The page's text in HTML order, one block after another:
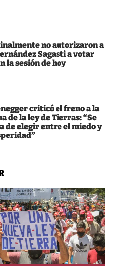
no autorizaron a
Sagasti a votar
la sesión de hoy
criticó el freno a la
de la ley de Tierras: “Se
de elegir entre el miedo y